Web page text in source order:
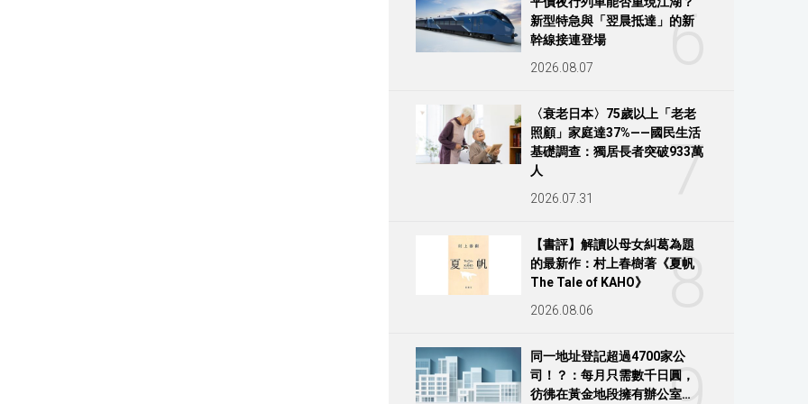
6
新型特急與「翌晨抵達」的新
幹線接連登場
2026.08.07
7
〈衰老日本〉75歲以上「老老
照顧」家庭達37%——國民生活
基礎調查：獨居長者突破933萬
人
2026.07.31
8
【書評】解讀以母女糾葛為題
的最新作：村上春樹著《夏帆
The Tale of KAHO》
2026.08.06
同一地址登記超過4700家公
司！？：每月只需數千日圓，
彷彿在黃金地段擁有辦公室…